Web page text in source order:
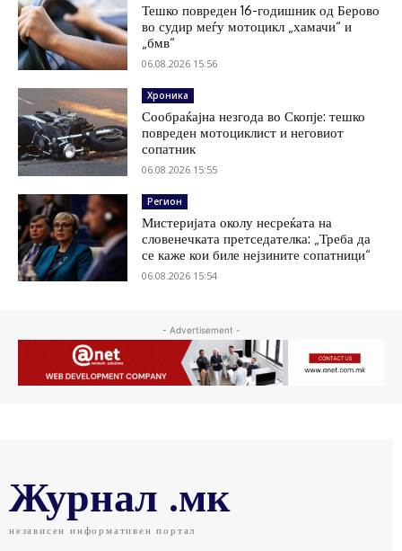
Тешко повреден 16-годишник од Берово
во судир меѓу мотоцикл „хамачи“ и
„бмв“
06.08.2026 15:56
Хроника
Сообраќајна незгода во Скопје: тешко
повреден мотоциклист и неговиот
сопатник
06.08.2026 15:55
Регион
Мистеријата околу несреќата на
словенечката претседателка: „Треба да
се каже кои биле нејзините сопатници“
06.08.2026 15:54
- Advertisement -
Журнал .мк
независен информативен портал